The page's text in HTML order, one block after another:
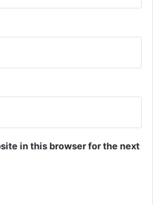
in this browser for the next